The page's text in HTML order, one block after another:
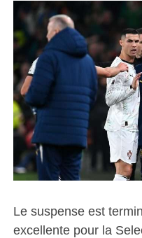
Le suspense est
excellente pour la